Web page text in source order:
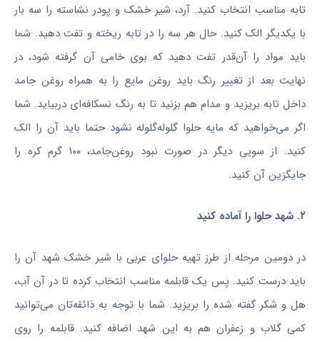
تابه مناسب انتخاب کنید. آرد، شیر خشک و پودر نشاسته را سه بار
با یکدیگر الک کنید. حال هر سه را در تابه ریخته و تفت دهید. شما
باید مواد را آن‌قدر تفت دهید که بوی خامی آن گرفته شود، در
نهایت بعد از تغییر رنگ باید روغن مایع را به همراه روغن جامد
داخل تابه بریزید و مدام هم بزنید تا به رنگ نسکافه‌ای دربیاید. شما
اگر می‌خواهید که مایه حلوا گلوله‌گلوله نشود حتما باید آن را الک
کنید. از سویی دیگر در صورت نبود روغن‌جامد، ۱۰۰ گرم کره را
جایگزین آن کنید.
۲. شهد حلوا را آماده کنید
در دومین مرحله از طرز تهیه حلوای عربی با شیر خشک شهد آن را
باید درست کنید. پس یک قابلمه مناسب انتخاب کرده تا در آن آب،
هل و شکر گفته شده را بریزید. شما با توجه به ذائقه‌تان می‌توانید
کمی گلاب و زعفران هم به این شهد اضافه کنید. قابلمه را روی